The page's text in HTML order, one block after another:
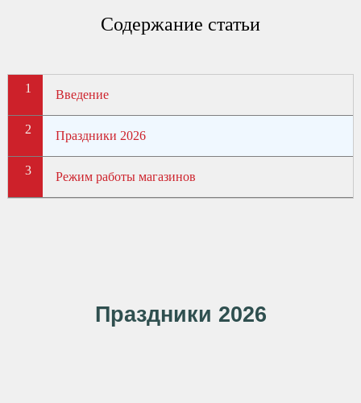
Содержание статьи
Введение
Праздники 2026
Режим работы магазинов
Праздники 2026